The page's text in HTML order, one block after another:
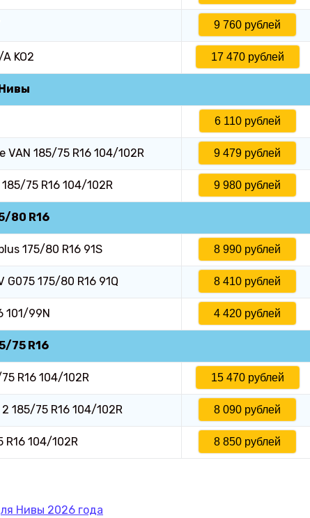
9 760 рублей
KO2 17 470 рублей
6 110 рублей
VAN 185/75 R16 104/102R 9 479 рублей
75 R16 104/102R 9 980 рублей
80 R16
175/80 R16 91S 8 990 рублей
G075 175/80 R16 91Q 8 410 рублей
101/99N 4 420 рублей
75 R16
R16 104/102R 15 470 рублей
185/75 R16 104/102R 8 090 рублей
R16 104/102R 8 850 рублей
Нивы 2026 года